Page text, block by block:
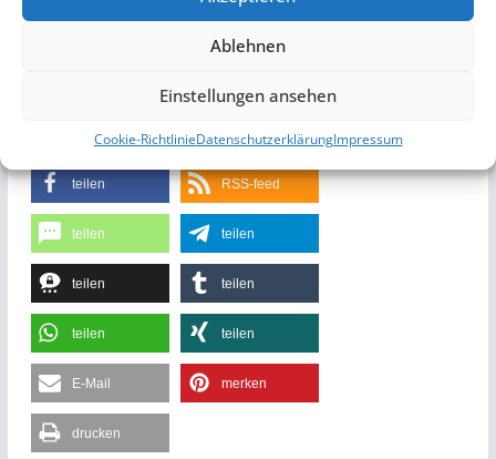
Ablehnen
Einstellungen ansehen
Cookie-RichtlinieDatenschutzerklärungImpressum
Z.B. wie in diesen Beitrag…
teilen RSS-feed
teilen teilen
teilen teilen
teilen teilen
E-Mail merken
drucken